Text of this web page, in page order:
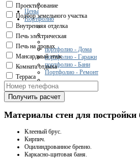
Цены
Портфолио
портфолио - Дома
портфолио - Гаражи
портфолио - Бани
Портфолио - Ремонт
Контакты
Проектирование
Подбор земельного участка
Внутренняя отделка
Печь электрическая
Печь на дровах
Мансардный этаж
Комната отдыха
Терраса
Получить расчет
Материалы стен для постройки
Клееный брус.
Кирпич.
Оцилиндрованное бревно.
Каркасно-щитовая баня.